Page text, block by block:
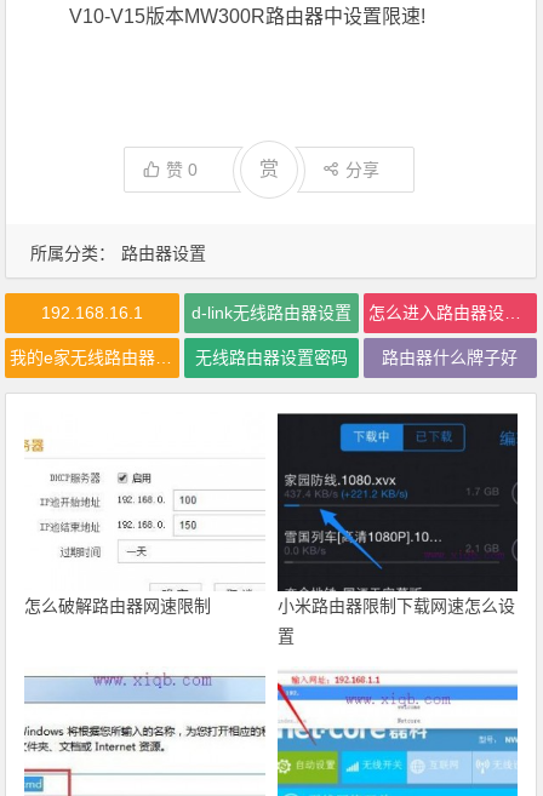
所属分类： 路由器设置
V10-V15版本MW300R路由器中设置限速!
赞0 赏 分享
192.168.16.1 d-link无线路由器设置 怎么进入路由器设置界面
无线路由器设置密码 路由器什么牌子好
怎么破解路由器网速限制
小米路由器限制下载网速怎么设
置